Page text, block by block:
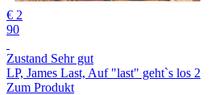
€ 2
90
Zustand Sehr gut
LP, James Last, Auf "last" geht`s los 2
Zum Produkt